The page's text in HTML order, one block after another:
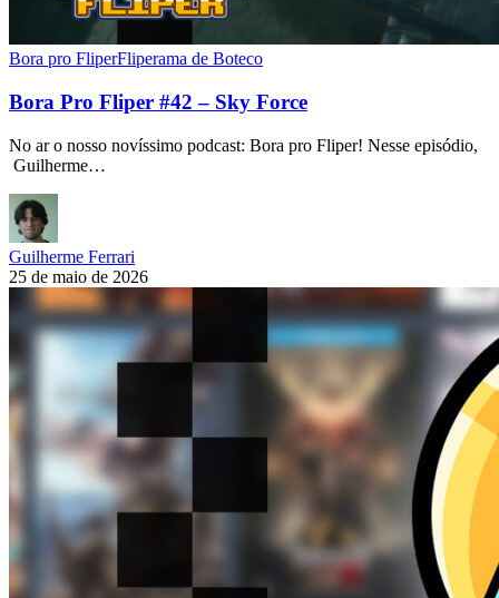
Bora pro FliperFliperama de Boteco
Bora Pro Fliper #42 – Sky Force
No ar o nosso novíssimo podcast: Bora pro Fliper! Nesse episódio,
Guilherme…
Guilherme Ferrari
25 de maio de 2026